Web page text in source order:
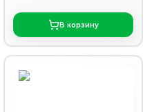
В корзину